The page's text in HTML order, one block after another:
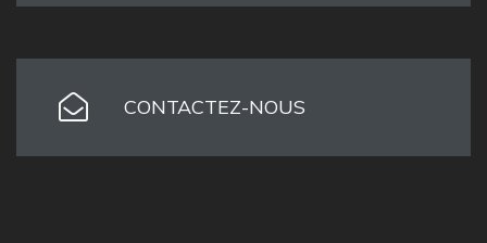
CONTACTEZ-NOUS